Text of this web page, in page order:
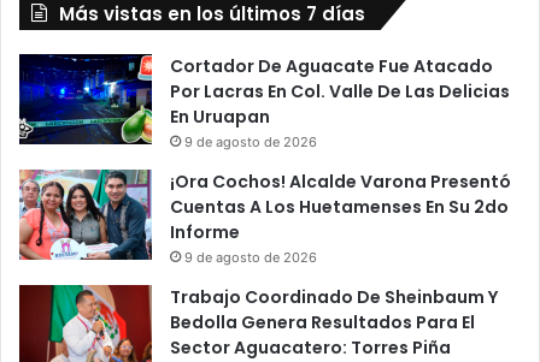
Más vistas en los últimos 7 días
Cortador De Aguacate Fue Atacado
Por Lacras En Col. Valle De Las Delicias
En Uruapan
9 de agosto de 2026
¡Ora Cochos! Alcalde Varona Presentó
Cuentas A Los Huetamenses En Su 2do
Informe
9 de agosto de 2026
Trabajo Coordinado De Sheinbaum Y
Bedolla Genera Resultados Para El
Sector Aguacatero: Torres Piña